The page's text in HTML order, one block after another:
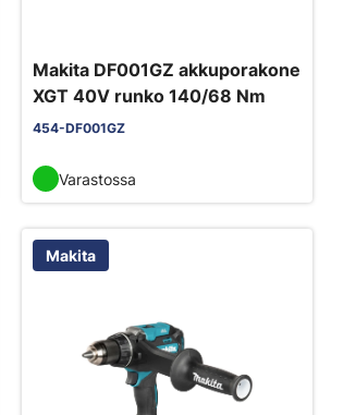
Makita DF001GZ akkuporakone
XGT 40V runko 140/68 Nm
454-DF001GZ
Varastossa
Makita